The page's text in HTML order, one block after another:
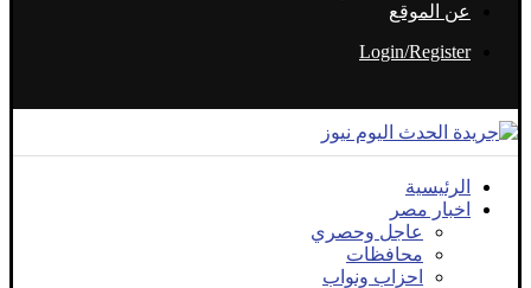
عن الموقع
Login/Register
الرئيسية
اخبار مصر
عاجل وحصري
محافظات
احزاب ونواب